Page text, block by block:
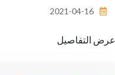
عرض التفاصيل